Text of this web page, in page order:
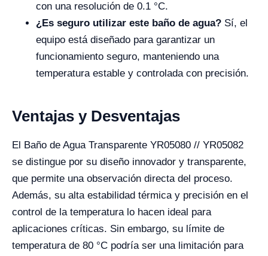
con una resolución de 0.1 °C.
¿Es seguro utilizar este baño de agua? Sí, el
equipo está diseñado para garantizar un
funcionamiento seguro, manteniendo una
temperatura estable y controlada con precisión.
Ventajas y Desventajas
El Baño de Agua Transparente YR05080 // YR05082
se distingue por su diseño innovador y transparente,
que permite una observación directa del proceso.
Además, su alta estabilidad térmica y precisión en el
control de la temperatura lo hacen ideal para
aplicaciones críticas. Sin embargo, su límite de
temperatura de 80 °C podría ser una limitación para